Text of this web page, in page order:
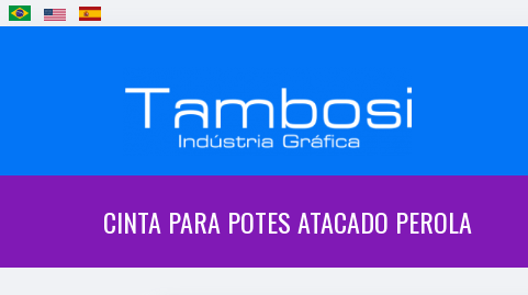
CINTA PARA POTES ATACADO PEROLA